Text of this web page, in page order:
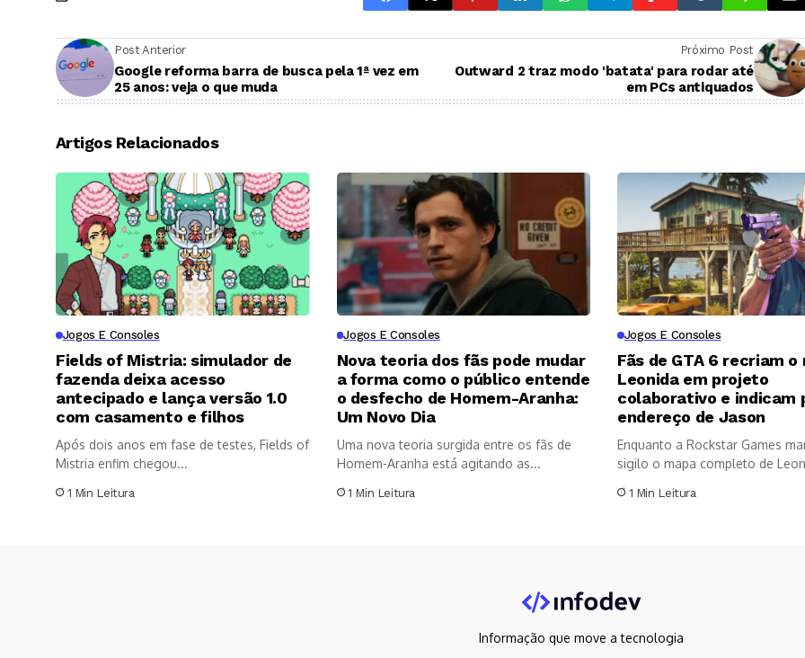
Post Anterior
Google reforma barra de busca pela 1ª vez em
25 anos: veja o que muda
Próximo Post
Outward 2 traz modo 'batata' para rodar até
em PCs antiquados
Artigos Relacionados
Jogos E Consoles
Fields of Mistria: simulador de
fazenda deixa acesso
antecipado e lança versão 1.0
com casamento e filhos
Após dois anos em fase de testes, Fields of
Mistria enfim chegou...
1 Min Leitura
Jogos E Consoles
Nova teoria dos fãs pode mudar
a forma como o público entende
o desfecho de Homem-Aranha:
Um Novo Dia
Uma nova teoria surgida entre os fãs de
Homem-Aranha está agitando as...
1 Min Leitura
Jogos E Consoles
Fãs de GTA 6 recriam o
Leonida em projeto
colaborativo e indicam
endereço de Jason
Enquanto a Rockstar Games
sigilo o mapa completo de
1 Min Leitura
Informação que move a tecnologia